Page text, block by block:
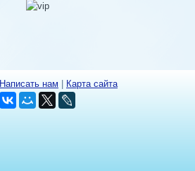
Написать нам Карта сайта